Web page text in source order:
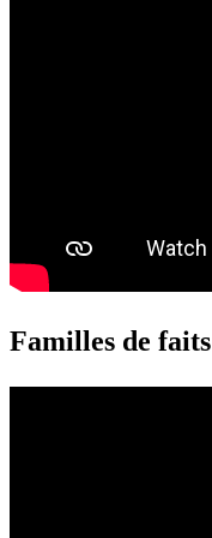
Familles de faits